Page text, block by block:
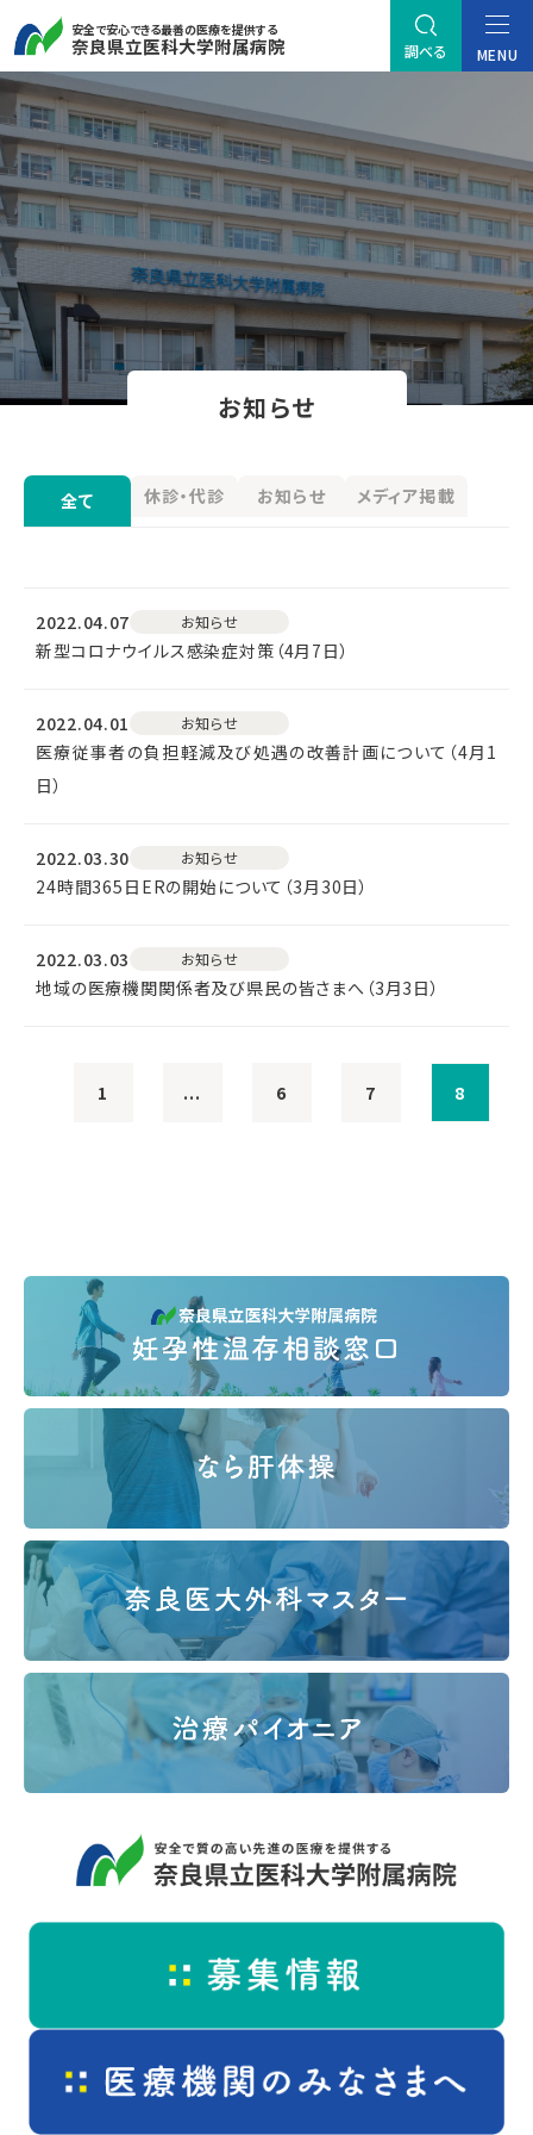
MENU
調べる
安全で安心できる最善の医療を提供する
奈良県立医科大学附属病院
お知らせ
全て 休診・代診 お知らせ メディア掲載
2022.04.07 お知らせ
新型コロナウイルス感染症対策（4月7日）
2022.04.01 お知らせ
医療従事者の負担軽減及び処遇の改善計画について（4月1
日）
2022.03.30 お知らせ
24時間365日ERの開始について（3月30日）
2022.03.03 お知らせ
地域の医療機関関係者及び県民の皆さまへ（3月3日）
1 ... 6 7 8